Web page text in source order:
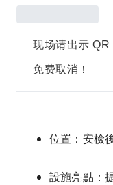
现场请出示 QR
免费取消！
位置：安檢
設施亮點：